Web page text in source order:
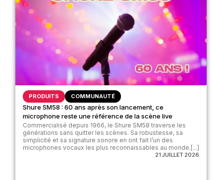
PRODUITS COMMUNAUTÉ
Shure SM58 : 60 ans après son lancement, ce
microphone reste une référence de la scène live
Commercialisé depuis 1966, le Shure SM58 traverse les
générations sans quitter les scènes. Sa robustesse, sa
simplicité et sa signature sonore en ont fait l’un des
microphones vocaux les plus reconnaissables au monde.[...]
21 JUILLET 2026